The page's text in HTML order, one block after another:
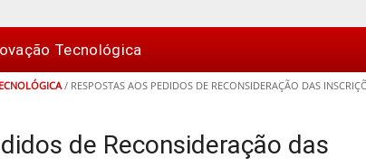
Tecnológica
/ RESPOSTAS AOS PEDIDOS DE RECONSIDERAÇÃO DAS
de Reconsideração das